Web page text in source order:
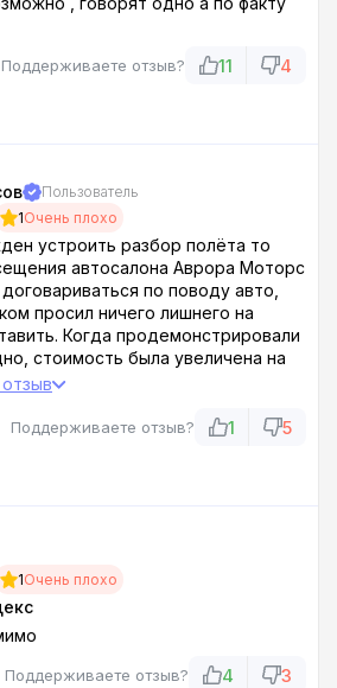
Поддерживаете отзыв? 11 4
Пользователь
1Очень плохо
устроить разбор полёта то
автосалона Аврора Моторс
по поводу авто,
просил ничего лишнего на
Когда продемонстрировали
стоимость была увеличена на
опциями плюс я какогото х**
Поддерживаете отзыв? 1 5
1Очень плохо
Поддерживаете отзыв? 4 3